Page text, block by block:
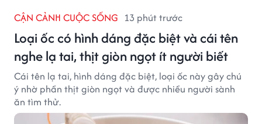
CẬN CẢNH CUỘC SỐNG 13 phút trước
Loại ốc có hình dáng đặc biệt và cái tên
nghe lạ tai, thịt giòn ngọt ít người biết
Cái tên lạ tai, hình dáng đặc biệt, loại ốc này gây chú
ý nhờ phần thịt giòn ngọt và được nhiều người sành
ăn tìm thử.